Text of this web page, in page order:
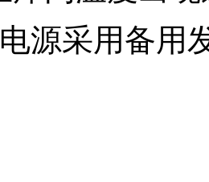
电源采用备用